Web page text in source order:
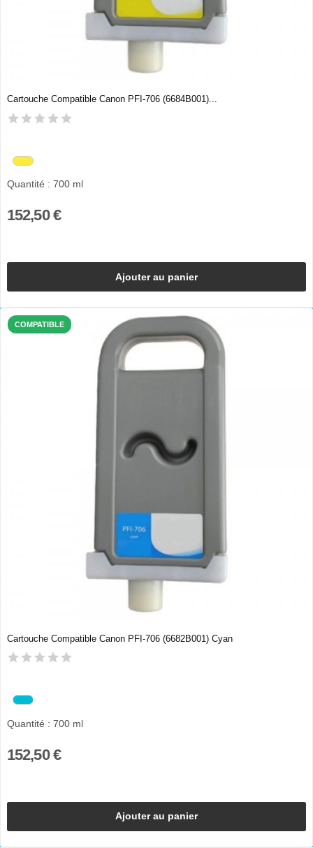
Cartouche Compatible Canon PFI-706 (6684B001)...
Quantité : 700 ml
152,50 €
Ajouter au panier
COMPATIBLE
Cartouche Compatible Canon PFI-706 (6682B001) Cyan
Quantité : 700 ml
152,50 €
Ajouter au panier